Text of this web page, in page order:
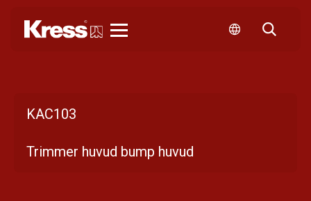
KAC103
Trimmer huvud bump huvud